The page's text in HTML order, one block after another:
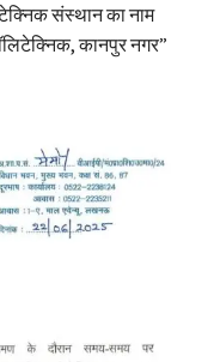
संस्थान का नाम
कानपुर नगर”